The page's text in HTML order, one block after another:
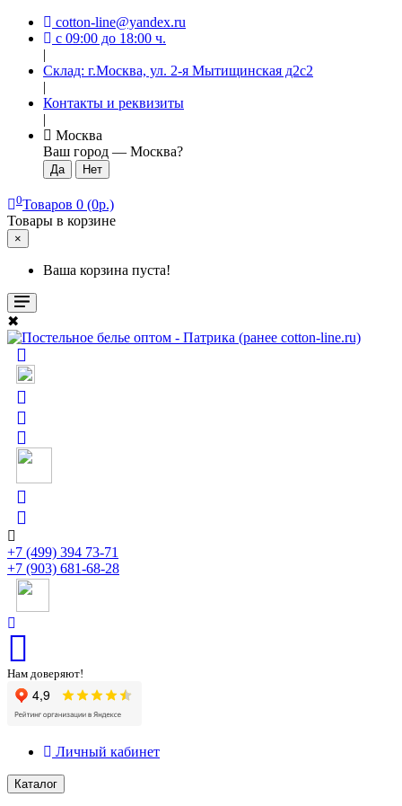
cotton-line@yandex.ru
с 09:00 до 18:00 ч.
|
Склад: г.Москва, ул. 2-я Мытищинская д2с2
|
Контакты и реквизиты
|
Москва
Ваш город — Москва?
0Товаров 0 (0р.)
Товары в корзине
×
Ваша корзина пуста!
✖
+7 (499) 394 73-71
+7 (903) 681-68-28
Нам доверяют!
Личный кабинет
Каталог